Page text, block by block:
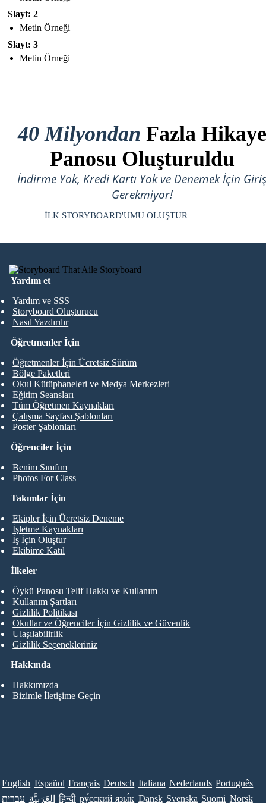
Slayt: 2
Metin Örneği
Slayt: 3
Metin Örneği
40 Milyondan Fazla Hikaye
Panosu Oluşturuldu
İndirme Yok, Kredi Kartı Yok ve Denemek İçin Giriş
Gerekmiyor!
İLK STORYBOARD'UMU OLUŞTUR
Yardım et
Yardım ve SSS
Storyboard Oluşturucu
Nasıl Yazdırılır
Öğrenciler İçin
Benim Sınıfım
Photos For Class
Öğretmenler İçin
Öğretmenler İçin Ücretsiz Sürüm
Bölge Paketleri
Okul Kütüphaneleri ve Medya Merkezleri
Eğitim Seansları
Tüm Öğretmen Kaynakları
Çalışma Sayfası Şablonları
Poster Şablonları
Takımlar İçin
Ekipler İçin Ücretsiz Deneme
İşletme Kaynakları
İş İçin Oluştur
Ekibime Katıl
Hakkında
Hakkımızda
Bizimle İletişime Geçin
İlkeler
Öykü Panosu Telif Hakkı ve Kullanım
Kullanım Şartları
Gizlilik Politikası
Okullar ve Öğrenciler İçin Gizlilik ve Güvenlik
Ulaşılabilirlik
Gizlilik Seçenekleriniz
English Español Français Deutsch Italiana Nederlands Português
עברית العَرَبِيَّة हिन्दी ру́сский язы́к Dansk Svenska Suomi Norsk